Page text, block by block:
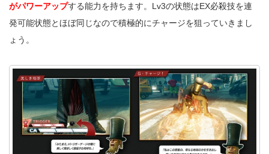
がパワーアップする能力を持ちます。Lv3の状態はEX必殺技を連
発可能状態とほぼ同じなので積極的にチャージを狙っていきまし
ょう。